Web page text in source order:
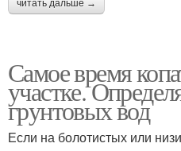
читать дальше →
Самое время
участке.
грунтовых вод
Если на болотистых или